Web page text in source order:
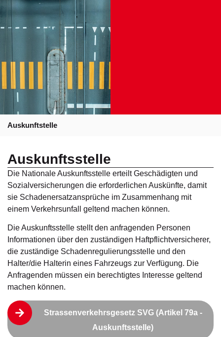
Auskunftstelle
Auskunftsstelle
Die Nationale Auskunftsstelle erteilt Geschädigten und
Sozialversicherungen die erforderlichen Auskünfte, damit
sie Schadenersatzansprüche im Zusammenhang mit
einem Verkehrsunfall geltend machen können.
Die Auskunftsstelle stellt den anfragenden Personen
Informationen über den zuständigen Haftpflichtversicherer,
die zuständige Schadenregulierungsstelle und den
Halter/die Halterin eines Fahrzeugs zur Verfügung. Die
Anfragenden müssen ein berechtigtes Interesse geltend
machen können.
Strassenverkehrsgesetz SVG (Artikel 79a -
Auskunftsstelle)